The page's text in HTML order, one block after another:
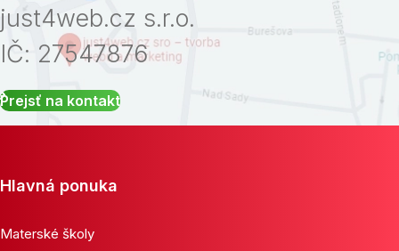
just4web.cz s.r.o.
IČ: 27547876
Prejsť na kontakt
Hlavná ponuka
Materské školy